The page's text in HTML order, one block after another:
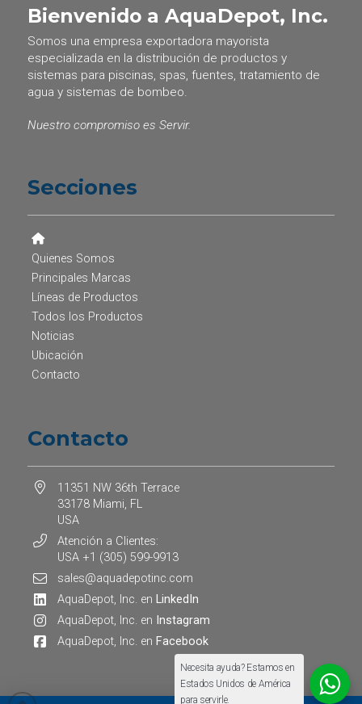
Bienvenido a AquaDepot, Inc.
Somos una empresa exportadora mayorista
especializada en la distribución de productos y
sistemas para piscinas, spas, fuentes, tratamiento de
agua y sistemas de bombeo.
Nuestro compromiso es Servir.
Secciones
Quienes Somos
Principales Marcas
Líneas de Productos
Todos los Productos
Noticias
Ubicación
Contacto
Contacto
11351 NW 36th Terrace
33178 Miami, FL
USA
Atención a Clientes:
USA +1 (305) 599-9913
sales@aquadepotinc.com
AquaDepot, Inc. en LinkedIn
AquaDepot, Inc. en Instagram
AquaDepot, Inc. en Facebook
Necesita ayuda? Estamos en
Estados Unidos de América
para servirle.